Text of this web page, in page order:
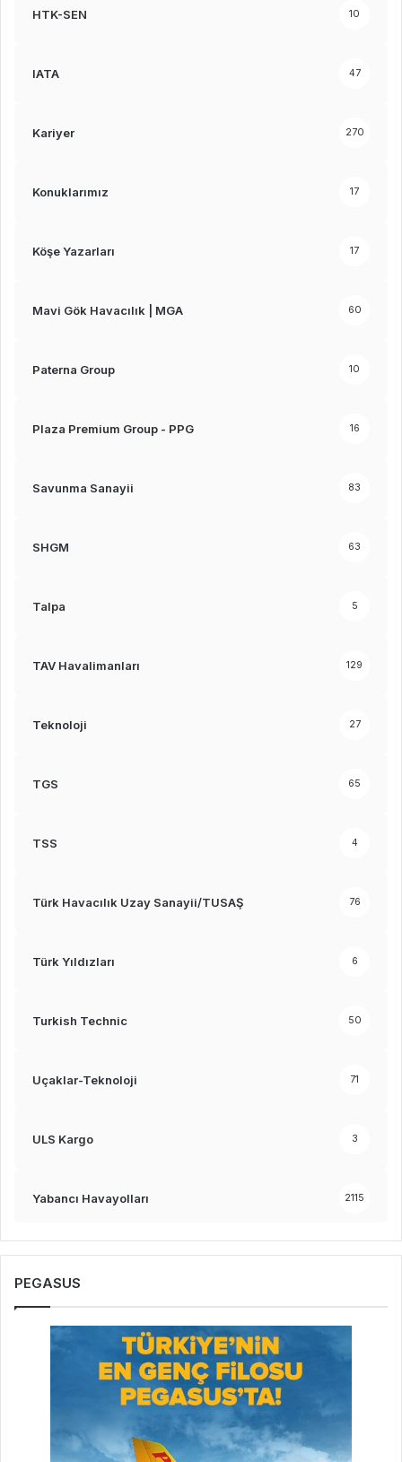
HTK-SEN 10
IATA 47
Kariyer 270
Konuklarımız 17
Köşe Yazarları 17
Mavi Gök Havacılık | MGA 60
Paterna Group 10
Plaza Premium Group - PPG 16
Savunma Sanayii 83
SHGM 63
Talpa 5
TAV Havalimanları 129
Teknoloji 27
TGS 65
TSS 4
Türk Havacılık Uzay Sanayii/TUSAŞ 76
Türk Yıldızları 6
Turkish Technic 50
Uçaklar-Teknoloji 71
ULS Kargo 3
Yabancı Havayolları 2115
PEGASUS